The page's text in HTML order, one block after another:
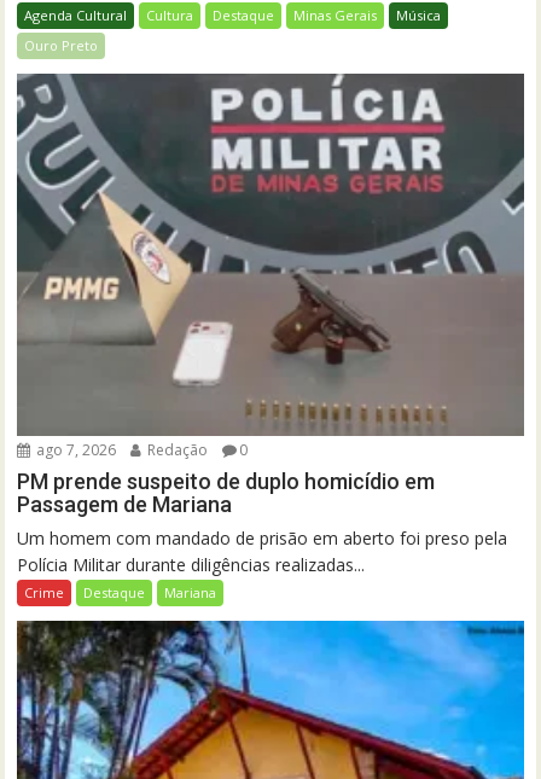
Agenda Cultural Cultura Destaque Minas Gerais
Música
Ouro Preto
ago 7, 2026 Redação 0
PM prende suspeito de duplo homicídio em
Passagem de Mariana
Um homem com mandado de prisão em aberto foi preso pela
Polícia Militar durante diligências realizadas...
Crime Destaque Mariana